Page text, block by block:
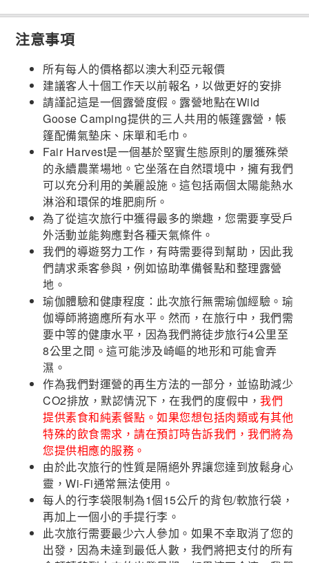
注意事項
所有每人的價格都以澳大利亞元報價
建議客人十個工作天以前報名，以做更好的安排
請謹記這是一個露營度假。露營地點在Wild
Goose Camping提供的三人共用的帳篷露營，帳
篷配備氣墊床、床單和毛巾。
Fair Harvest是一個基於堅實生態原則的屢獲殊榮
的永續農業場地。它坐落在自然環境中，擁有我們
可以充分利用的美麗設施。這包括兩個太陽能熱水
淋浴和環保的堆肥廁所。
為了從這次旅行中獲得最多的樂趣，您需要享受戶
外活動並能夠應對各種天氣條件。
我們的導遊努力工作，有時需要得到幫助，因此我
們請求乘客參與，例如協助準備餐點和整理露營
地。
瑜伽體驗和健康程度：此次旅行無需瑜伽經驗。瑜
伽導師將適應所有水平。然而，在旅行中，我們需
要中等的健康水平，因為我們將徒步旅行4公里至
8公里之間。這可能涉及崎嶇的地形和可能會弄
濕。
作為我們對運營的再生方法的一部分，並協助減少
CO2排放，默認情況下，在我們的度假中，我們
提供素食和純素餐點。如果您想包括肉類或有其他
特殊的飲食需求，請在預訂時告訴我們，我們將為
您提供相應的服務。
由於此次旅行的性質是隔絕外界讓您達到放鬆身心
靈，Wi-Fi通常無法使用。
每人的行李袋限制為1個15公斤的背包/軟旅行袋，
再加上一個小的手提行李。
此次旅行需要最少六人參加。如果不幸取消了您的
出發，因為未達到最低人數，我們將把支付的所有